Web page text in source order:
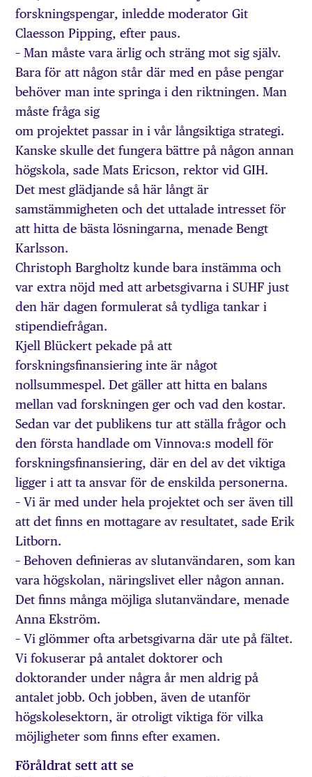
forskningspengar, inledde moderator Git
Claesson Pipping, efter paus.
– Man måste vara ärlig och sträng mot sig själv.
Bara för att någon står där med en påse pengar
behöver man inte springa i den riktningen. Man
måste fråga sig
om projektet passar in i vår långsiktiga strategi.
Kanske skulle det fungera bättre på någon annan
högskola, sade Mats Ericson, rektor vid GIH.
Det mest glädjande så här långt är
samstämmigheten och det uttalade intresset för
att hitta de bästa lösningarna, menade Bengt
Karlsson.
Christoph Bargholtz kunde bara instämma och
var extra nöjd med att arbetsgivarna i SUHF just
den här dagen formulerat så tydliga tankar i
stipendiefrågan.
Kjell Blückert pekade på att
forskningsfinansiering inte är något
nollsummespel. Det gäller att hitta en balans
mellan vad forskningen ger och vad den kostar.
Sedan var det publikens tur att ställa frågor och
den första handlade om Vinnova:s modell för
forskningsfinansiering, där en del av det viktiga
ligger i att ta ansvar för de enskilda personerna.
– Vi är med under hela projektet och ser även till
att det finns en mottagare av resultatet, sade Erik
Litborn.
– Behoven definieras av slutanvändaren, som kan
vara högskolan, näringslivet eller någon annan.
Det finns många möjliga slutanvändare, menade
Anna Ekström.
– Vi glömmer ofta arbetsgivarna där ute på fältet.
Vi fokuserar på antalet doktorer och
doktorander under några år men aldrig på
antalet jobb. Och jobben, även de utanför
högskolesektorn, är otroligt viktiga för vilka
möjligheter som finns efter examen.
Föråldrat sett att se